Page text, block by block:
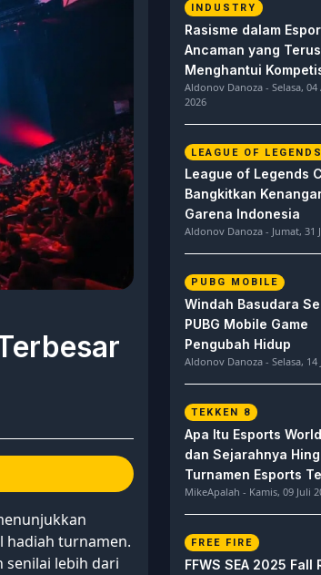
hadiah turnamen.
senilai lebih dari
INDUSTRY
Rasisme dalam
Ancaman yang Terus
Menghantui
Aldonov Danoza - Selasa, 04
2026
LEAGUE OF LEGENDS
League of Legends
Bangkitkan
Garena Indonesia
Aldonov Danoza - Jumat, 31
PUBG MOBILE
Windah Basudara
PUBG Mobile Game
Pengubah Hidup
Aldonov Danoza - Selasa, 14
TEKKEN 8
Apa Itu Esports
dan Sejarahnya
Turnamen Esports
di Dunia
MikeApalah - Kamis, 09 Juli
FREE FIRE
FFWS SEA 2025 Fall